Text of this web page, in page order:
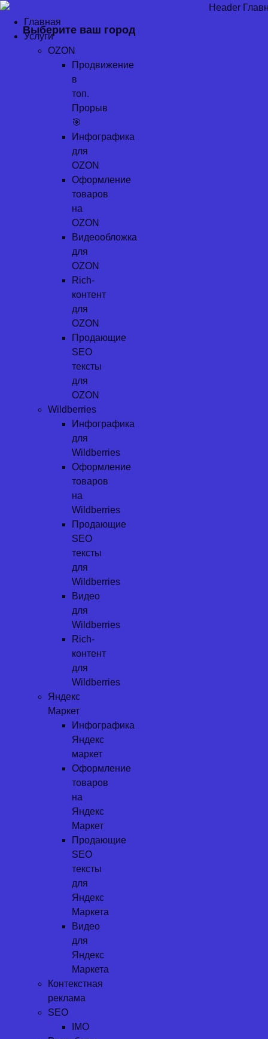
Перейти
содержимому
Главная
Услуги
OZON
Продвижение
в
топ.
Прорыв
🎯
Инфографика
для
OZON
Оформление
товаров
на
OZON
Видеообложка
для
OZON
Rich-
контент
для
OZON
Продающие
SEO
тексты
для
OZON
Wildberries
Инфографика
для
Wildberries
Оформление
товаров
на
Wildberries
Продающие
SEO
тексты
для
Wildberries
Видео
для
Wildberries
Rich-
контент
для
Wildberries
Яндекс
Маркет
Инфографика
Яндекс
маркет
Оформление
товаров
на
Яндекс
Маркет
Продающие
SEO
тексты
для
Яндекс
Маркета
Видео
для
Яндекс
Маркета
Контекстная
реклама
SEO
IMO
Выберите ваш город